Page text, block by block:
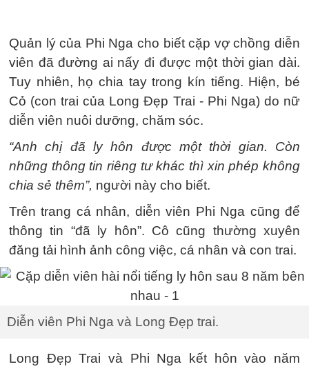
Quản lý của Phi Nga cho biết cặp vợ chồng diễn
viên đã đường ai nấy đi được một thời gian dài.
Tuy nhiên, họ chia tay trong kín tiếng. Hiện, bé
Cỏ (con trai của Long Đẹp Trai - Phi Nga) do nữ
diễn viên nuôi dưỡng, chăm sóc.
“Anh chị đã ly hôn được một thời gian. Còn
những thông tin riêng tư khác thì xin phép không
chia sẻ thêm”, người này cho biết.
Trên trang cá nhân, diễn viên Phi Nga cũng để
thông tin “đã ly hôn”. Cô cũng thường xuyên
đăng tải hình ảnh công việc, cá nhân và con trai.
Diễn viên Phi Nga và Long Đẹp trai.
Long Đẹp Trai và Phi Nga kết hôn vào năm